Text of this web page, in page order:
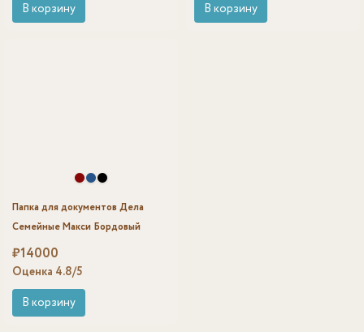
В корзину
В корзину
Папка для документов Дела
Семейные Макси Бордовый
₽14000
Оценка 4.8/5
В корзину